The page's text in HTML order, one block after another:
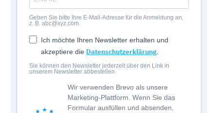
Geben Sie bitte Ihre E-Mail-Adresse für die Anmeldung an,
z. B. abc@xyz.com.
Ich möchte Ihren Newsletter erhalten und
akzeptiere die Datenschutzerklärung
Sie können den Newsletter jederzeit über den Link in
unserem Newsletter abbestellen.
Wir verwenden Brevo als unsere
Marketing-Plattform. Wenn Sie das
Formular ausfüllen und absenden,